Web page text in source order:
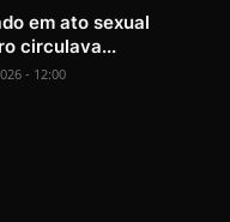
em ato sexual
circulava...
- 12:00